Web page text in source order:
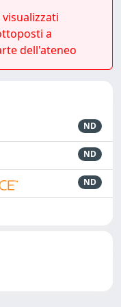
a
dell'ateneo
ND
ND
ND